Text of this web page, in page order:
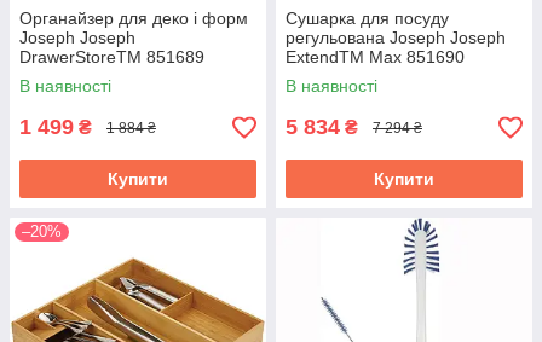
Органайзер для деко і форм
Joseph Joseph
DrawerStoreTM 851689
В наявності
1 499 ₴ 1 884 ₴
Купити
Сушарка для посуду
регульована Joseph Joseph
ExtendTM Max 851690
В наявності
5 834 ₴ 7 294 ₴
Купити
–20%